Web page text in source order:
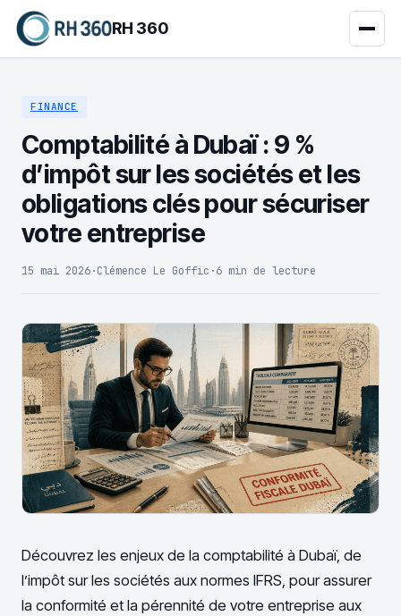
RH 360
FINANCE
Comptabilité à Dubaï : 9 %
d’impôt sur les sociétés et les
obligations clés pour sécuriser
votre entreprise
15 mai 2026·Clémence Le Goffic ·6 min de lecture
Découvrez les enjeux de la comptabilité à Dubaï, de
l’impôt sur les sociétés aux normes IFRS, pour assurer
la conformité et la pérennité de votre entreprise aux